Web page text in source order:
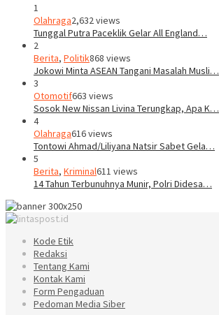
1
Olahraga2,632 views
Tunggal Putra Paceklik Gelar All England…
2
Berita, Politik868 views
Jokowi Minta ASEAN Tangani Masalah Musli…
3
Otomotif663 views
Sosok New Nissan Livina Terungkap, Apa K…
4
Olahraga616 views
Tontowi Ahmad/Liliyana Natsir Sabet Gela…
5
Berita, Kriminal611 views
14 Tahun Terbunuhnya Munir, Polri Didesa…
Kode Etik
Redaksi
Tentang Kami
Kontak Kami
Form Pengaduan
Pedoman Media Siber